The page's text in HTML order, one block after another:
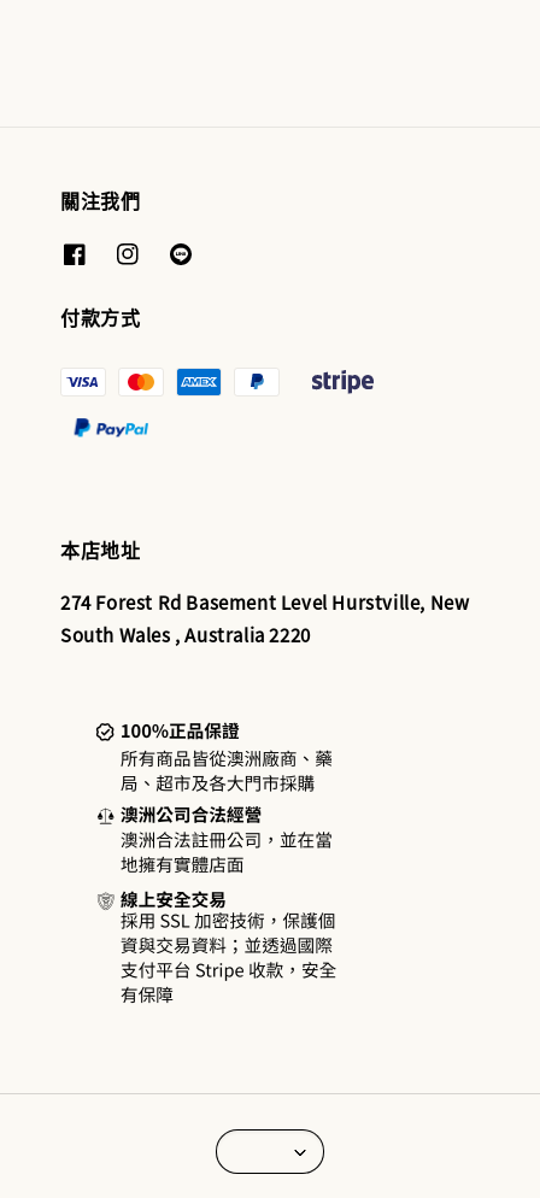
關注我們
付款方式
本店地址
274 Forest Rd Basement Level Hurstville, New
South Wales , Australia 2220